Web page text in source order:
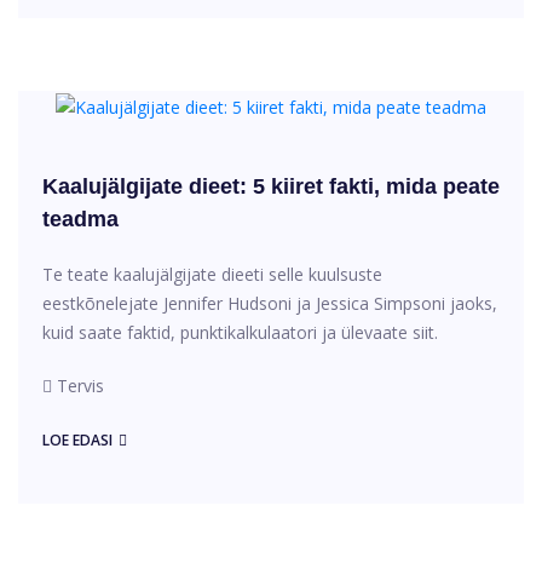
Kaalujälgijate dieet: 5 kiiret fakti, mida peate
teadma
Te teate kaalujälgijate dieeti selle kuulsuste
eestkõnelejate Jennifer Hudsoni ja Jessica Simpsoni jaoks,
kuid saate faktid, punktikalkulaatori ja ülevaate siit.
Tervis
LOE EDASI